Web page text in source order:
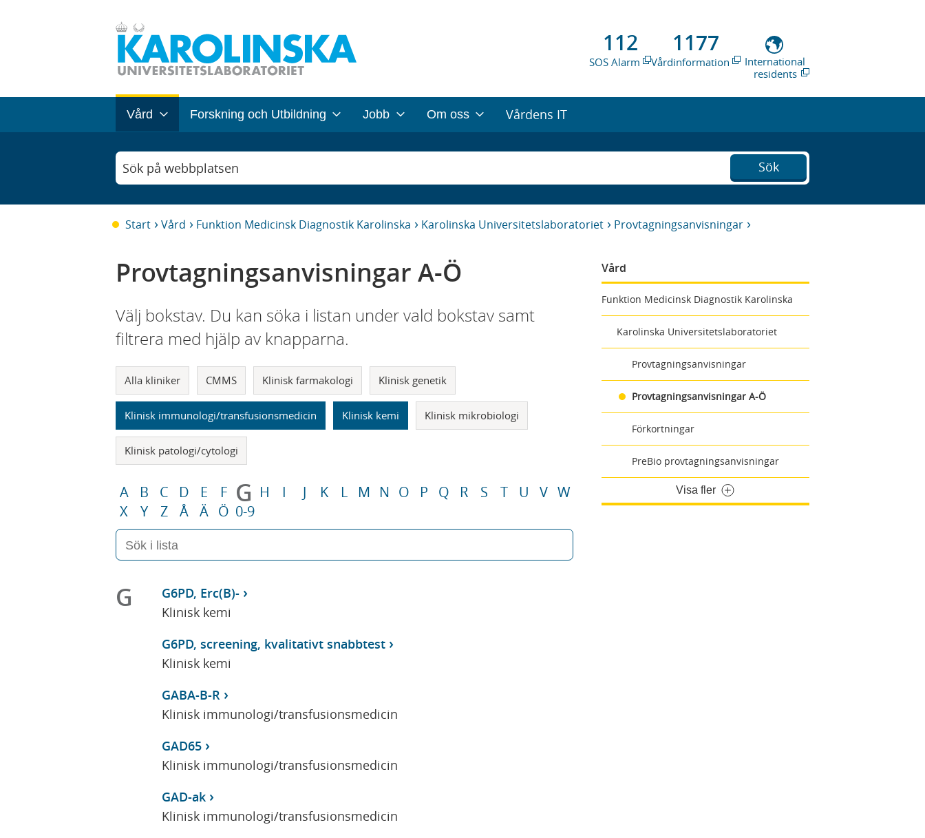
112
SOS Alarm
1177
Vårdinformation
International
residents
Vård Forskning och Utbildning Jobb Om oss Vårdens IT
Sök på webbplatsen Sök
Start Vård Funktion Medicinsk Diagnostik Karolinska Karolinska Universitetslaboratoriet Provtagningsanvisningar
Vård
Funktion Medicinsk Diagnostik Karolinska
Karolinska Universitetslaboratoriet
Provtagningsanvisningar
Provtagningsanvisningar A-Ö
Förkortningar
PreBio provtagningsanvisningar
Visa fler
Provtagningsanvisningar A-Ö
Välj bokstav. Du kan söka i listan under vald bokstav samt
filtrera med hjälp av knapparna.
Alla kliniker CMMS Klinisk farmakologi Klinisk genetik
Klinisk immunologi/transfusionsmedicin Klinisk kemi Klinisk mikrobiologi
Klinisk patologi/cytologi
A B C D E F G H I J K L M N O P Q R S T U V W
X
Y Z Å Ä Ö 0-9
G
G6PD, Erc(B)-
Klinisk kemi
G6PD, screening, kvalitativt snabbtest
Klinisk kemi
GABA-B-R
Klinisk immunologi/transfusionsmedicin
GAD65
Klinisk immunologi/transfusionsmedicin
GAD-ak
Klinisk immunologi/transfusionsmedicin